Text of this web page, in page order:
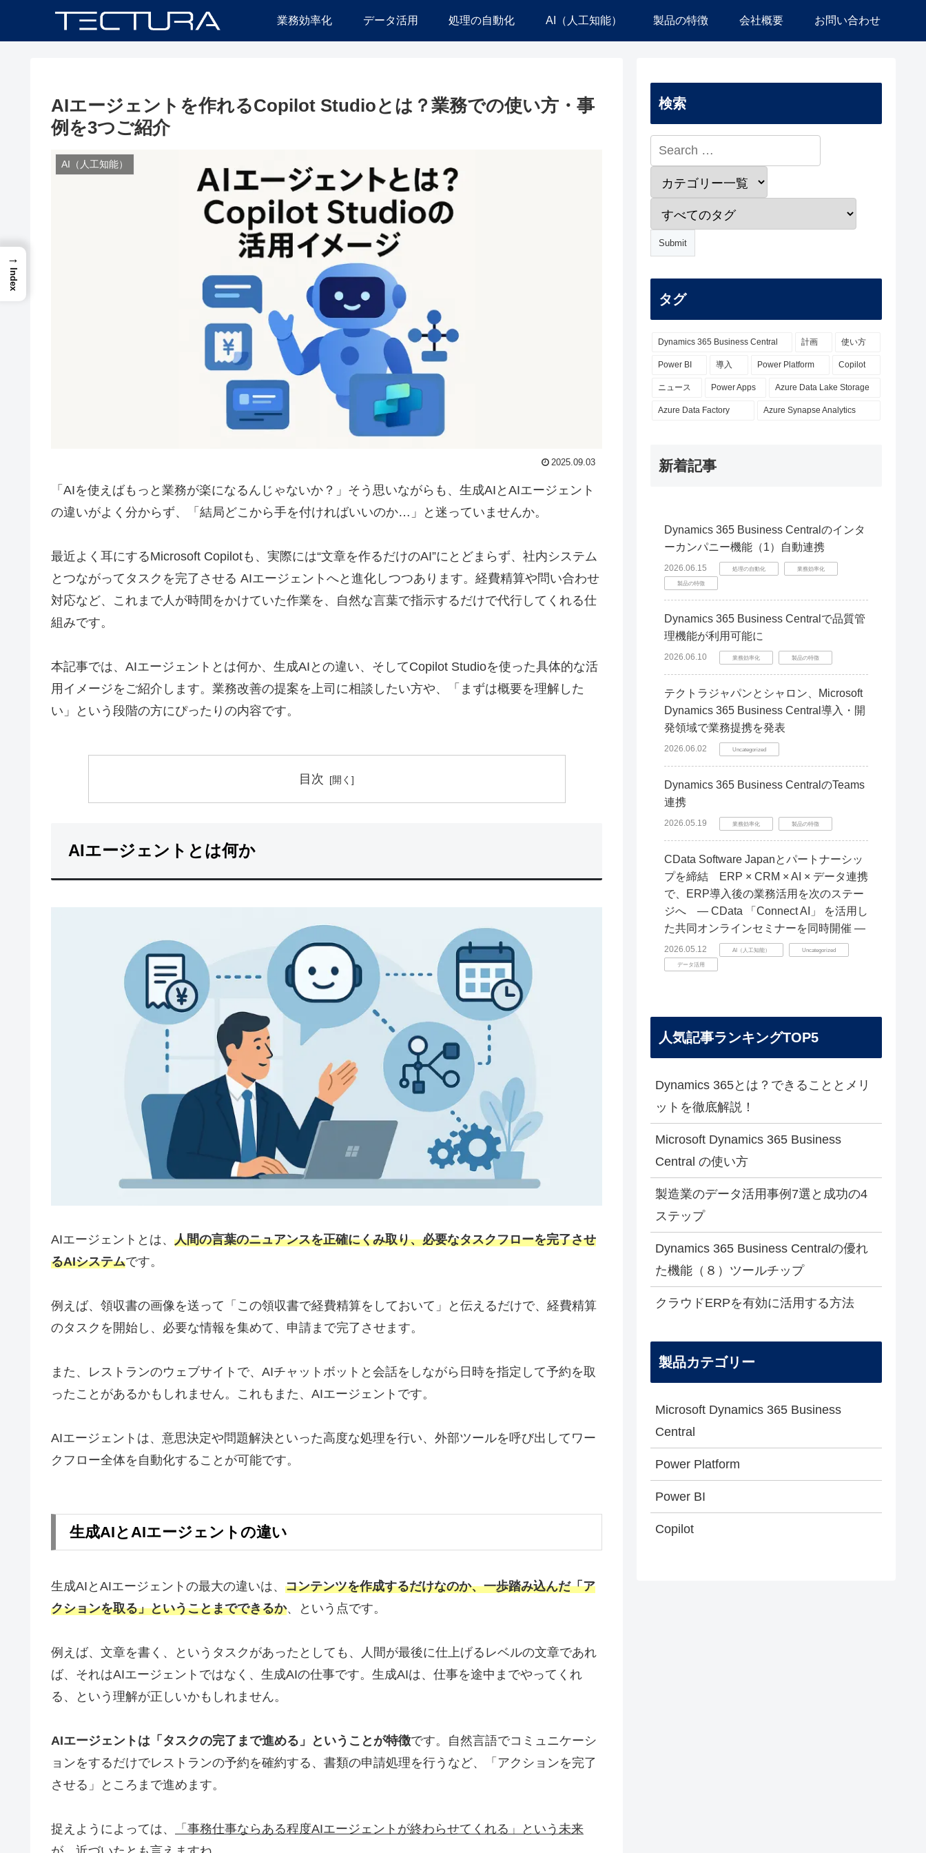
業務効率化 データ活用 処理の自動化 AI（人工知能） 製品の特徴 会社概要 お問い合わせ
AIエージェントを作れるCopilot Studioとは？業務での使い方・事
例を3つご紹介
AI（人工知能）
2025.09.03
「AIを使えばもっと業務が楽になるんじゃないか？」そう思いながらも、生成AIとAIエージェント
の違いがよく分からず、「結局どこから手を付ければいいのか…」と迷っていませんか。
最近よく耳にするMicrosoft Copilotも、実際には“文章を作るだけのAI”にとどまらず、社内システム
とつながってタスクを完了させる AIエージェントへと進化しつつあります。経費精算や問い合わせ
対応など、これまで人が時間をかけていた作業を、自然な言葉で指示するだけで代行してくれる仕
組みです。
本記事では、AIエージェントとは何か、生成AIとの違い、そしてCopilot Studioを使った具体的な活
用イメージをご紹介します。業務改善の提案を上司に相談したい方や、「まずは概要を理解した
い」という段階の方にぴったりの内容です。
目次
AIエージェントとは何か
AIエージェントとは、 人間の言葉のニュアンスを正確にくみ取り、必要なタスクフローを完了させ
るAIシステムです。
例えば、領収書の画像を送って「この領収書で経費精算をしておいて」と伝えるだけで、経費精算
のタスクを開始し、必要な情報を集めて、申請まで完了させます。
また、レストランのウェブサイトで、AIチャットボットと会話をしながら日時を指定して予約を取
ったことがあるかもしれません。これもまた、AIエージェントです。
AIエージェントは、意思決定や問題解決といった高度な処理を行い、外部ツールを呼び出してワー
クフロー全体を自動化することが可能です。
生成AIとAIエージェントの違い
生成AIとAIエージェントの最大の違いは、 コンテンツを作成するだけなのか、一歩踏み込んだ「ア
クションを取る」ということまでできるか、という点です。
例えば、文章を書く、というタスクがあったとしても、人間が最後に仕上げるレベルの文章であれ
ば、それはAIエージェントではなく、生成AIの仕事です。生成AIは、仕事を途中までやってくれ
る、という理解が正しいかもしれません。
AIエージェントは「タスクの完了まで進める」ということが特徴です。自然言語でコミュニケーシ
ョンをするだけでレストランの予約を確約する、書類の申請処理を行うなど、「アクションを完了
させる」ところまで進めます。
捉えようによっては、
「事務仕事ならある程度AIエージェントが終わらせてくれる」という未来
検索
タグ
Dynamics 365 Business Central 計画 使い方
Power BI 導入 Power Platform Copilot
ニュース Power Apps Azure Data Lake Storage
Azure Data Factory Azure Synapse Analytics
新着記事
Dynamics 365 Business Centralのインタ
ーカンパニー機能（1）自動連携
2026.06.15 処理の自動化 業務効率化
製品の特徴
Dynamics 365 Business Centralで品質管
理機能が利用可能に
2026.06.10 業務効率化 製品の特徴
テクトラジャパンとシャロン、Microsoft
Dynamics 365 Business Central導入・開
発領域で業務提携を発表
2026.06.02 Uncategorized
Dynamics 365 Business CentralのTeams
連携
2026.05.19 業務効率化 製品の特徴
CData Software Japanとパートナーシッ
プを締結 ERP × CRM × AI × データ連携
で、ERP導入後の業務活用を次のステー
ジへ ― CData 「Connect AI」 を活用し
た共同オンラインセミナーを同時開催 ―
2026.05.12 AI（人工知能） Uncategorized
データ活用
人気記事ランキングTOP5
Dynamics 365とは？できることとメリ
ットを徹底解説！
Microsoft Dynamics 365 Business
Central の使い方
製造業のデータ活用事例7選と成功の4
ステップ
Dynamics 365 Business Centralの優れ
た機能（８）ツールチップ
クラウドERPを有効に活用する方法
製品カテゴリー
Microsoft Dynamics 365 Business
Central
Power Platform
Power BI
Copilot
→
Index